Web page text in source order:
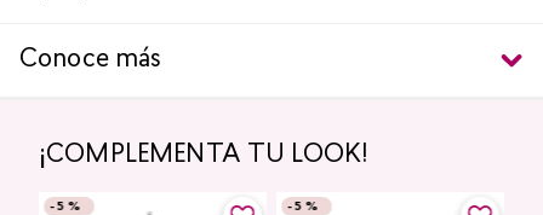
Conoce más
¡COMPLEMENTA TU LOOK!
-5 % -5 %